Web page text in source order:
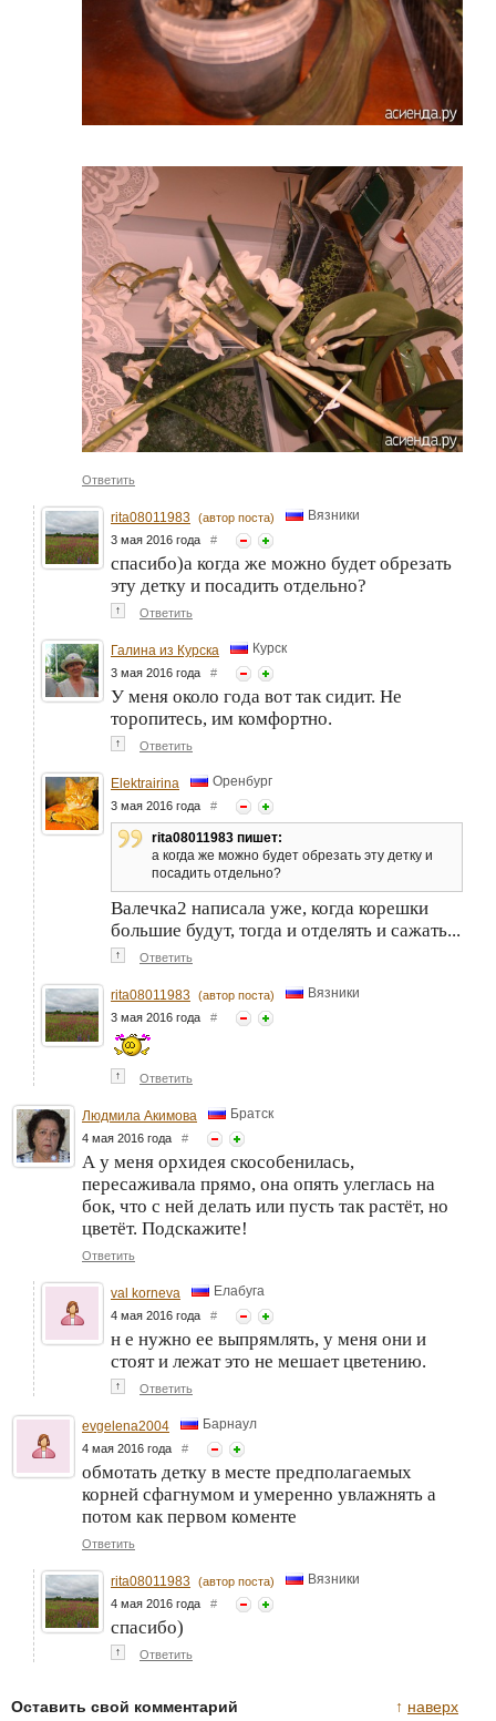
Ответить
rita08011983 (автор поста) Вязники
3 мая 2016 года #
спасибо)а когда же можно будет обрезать
эту детку и посадить отдельно?
↑ Ответить
Галина из Курска Курск
3 мая 2016 года #
У меня около года вот так сидит. Не
торопитесь, им комфортно.
↑ Ответить
Elektrairina Оренбург
3 мая 2016 года #
rita08011983 пишет:
а когда же можно будет обрезать эту детку и
посадить отдельно?
Валечка2 написала уже, когда корешки
большие будут, тогда и отделять и сажать...
↑ Ответить
rita08011983 (автор поста) Вязники
3 мая 2016 года #
↑ Ответить
Людмила Акимова Братск
4 мая 2016 года #
А у меня орхидея скособенилась,
пересаживала прямо, она опять улеглась на
бок, что с ней делать или пусть так растёт, но
цветёт. Подскажите!
Ответить
val korneva Елабуга
4 мая 2016 года #
н е нужно ее выпрямлять, у меня они и
стоят и лежат это не мешает цветению.
↑ Ответить
evgelena2004 Барнаул
4 мая 2016 года #
обмотать детку в месте предполагаемых
корней сфагнумом и умеренно увлажнять а
потом как первом коменте
Ответить
rita08011983 (автор поста) Вязники
4 мая 2016 года #
спасибо)
↑ Ответить
↑ наверх
Оставить свой комментарий